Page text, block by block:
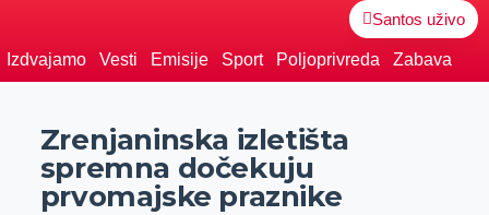
Santos uživo
Izdvajamo Vesti Emisije Sport Poljoprivreda Zabava
Zrenjaninska izletišta
spremna dočekuju
prvomajske praznike